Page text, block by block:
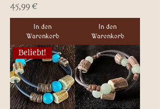
Preis
45,99 €
In den
Warenkorb
In den
Warenkorb
Beliebt!